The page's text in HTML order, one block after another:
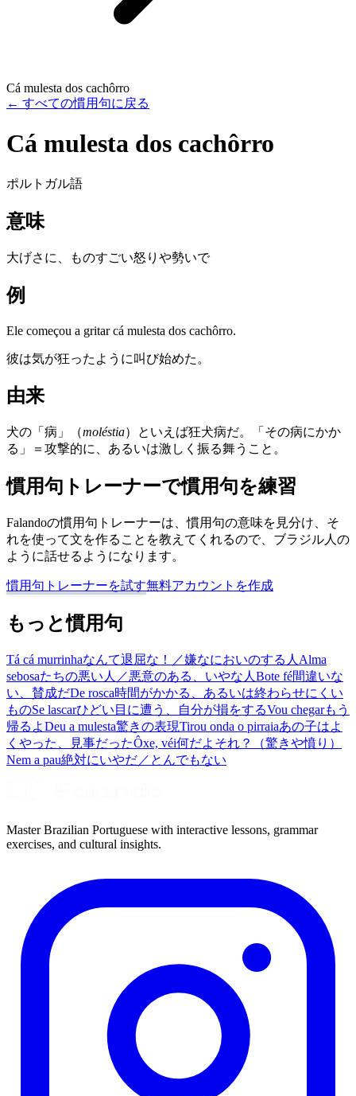
Cá mulesta dos cachôrro
← すべての慣用句に戻る
Cá mulesta dos cachôrro
ポルトガル語
意味
大げさに、ものすごい怒りや勢いで
例
Ele começou a gritar cá mulesta dos cachôrro.
彼は気が狂ったように叫び始めた。
由来
犬の「病」（moléstia）といえば狂犬病だ。「その病にかか
る」＝攻撃的に、あるいは激しく振る舞うこと。
慣用句トレーナーで慣用句を練習
Falandoの慣用句トレーナーは、慣用句の意味を見分け、そ
れを使って文を作ることを教えてくれるので、ブラジル人の
ように話せるようになります。
慣用句トレーナーを試す無料アカウントを作成
もっと慣用句
Tá cá murrinhaなんて退屈な！／嫌なにおいのする人 Alma
sebosaたちの悪い人／悪意のある、いやな人 Bote fé間違いな
い、賛成だDe rosca時間がかかる、あるいは終わらせにくい
ものSe lascarひどい目に遭う、自分が損をするVou chegarもう
帰るよDeu a mulesta驚きの表現Tirou onda o pirraiaあの子はよ
くやった、見事だったÔxe, véi何だよそれ？（驚きや憤り）
Nem a pau絶対にいやだ／とんでもない
Master Brazilian Portuguese with interactive lessons, grammar
exercises, and cultural insights.